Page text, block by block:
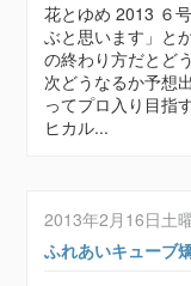
花とゆめ 2013 ６
ぶと思います」と
の終わり方だとど
次どうなるか予想
ってプロ入り目指
ヒカル...
2013年2月16日土
ふれあいキューブ